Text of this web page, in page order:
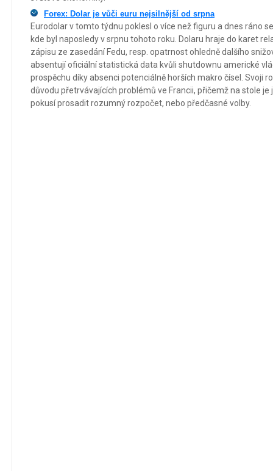
Forex: Dolar je vůči euru nejsilnější od srpna
Eurodolar v tomto týdnu poklesl o více než figuru a dnes ráno
kde byl naposledy v srpnu tohoto roku. Dolaru hraje do karet
zápisu ze zasedání Fedu, resp. opatrnost ohledně dalšího
absentují oficiální statistická data kvůli shutdownu americké
prospěchu díky absenci potenciálně horších makro čísel. Svoji
důvodu přetrvávajících problémů ve Francii, přičemž na stole je
pokusí prosadit rozumný rozpočet, nebo předčasné volby.